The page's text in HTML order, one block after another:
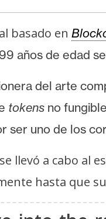
basado en
años de edad
del arte
tokens no
ser uno de los
llevó a cabo al
hasta que